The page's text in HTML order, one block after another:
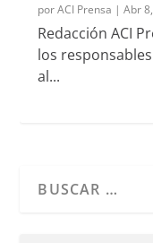
porACI Prensa |Abr
Redacción ACI
los
al...